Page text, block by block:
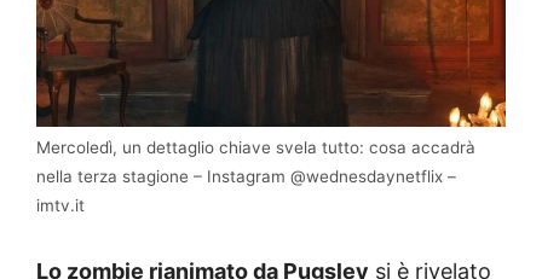
Mercoledì, un dettaglio chiave svela tutto: cosa accadrà
nella terza stagione – Instagram @wednesdaynetflix –
imtv.it
Lo zombie rianimato da Pugsley si è rivelato